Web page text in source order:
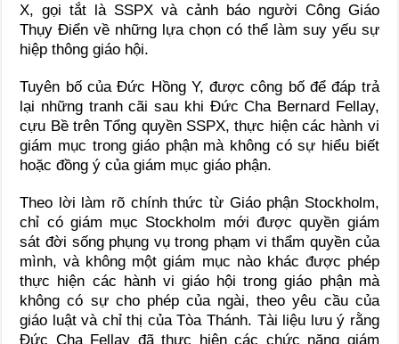
X, gọi tắt là SSPX và cảnh báo người Công Giáo
Thụy Điển về những lựa chọn có thể làm suy yếu sự
hiệp thông giáo hội.
Tuyên bố của Đức Hồng Y, được công bố để đáp trả
lại những tranh cãi sau khi Đức Cha Bernard Fellay,
cựu Bề trên Tổng quyền SSPX, thực hiện các hành vi
giám mục trong giáo phận mà không có sự hiểu biết
hoặc đồng ý của giám mục giáo phận.
Theo lời làm rõ chính thức từ Giáo phận Stockholm,
chỉ có giám mục Stockholm mới được quyền giám
sát đời sống phụng vụ trong phạm vi thẩm quyền của
mình, và không một giám mục nào khác được phép
thực hiện các hành vi giáo hội trong giáo phận mà
không có sự cho phép của ngài, theo yêu cầu của
giáo luật và chỉ thị của Tòa Thánh. Tài liệu lưu ý rằng
Đức Cha Fellay đã thực hiện các chức năng giám